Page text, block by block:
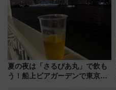
の舞台は「島原鉄道」
夏の夜は「さるびあ丸」で飲も
う！船上ビアガーデンで東京湾